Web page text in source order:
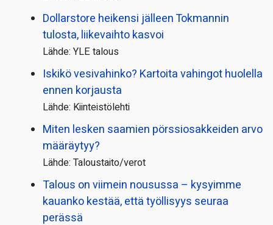
Dollarstore heikensi jälleen Tokmannin
tulosta, liikevaihto kasvoi
Lähde: YLE talous
Iskikö vesivahinko? Kartoita vahingot huolella
ennen korjausta
Lähde: Kiinteistölehti
Miten lesken saamien pörssi­osakkeiden arvo
määräytyy?
Lähde: Taloustaito/verot
Talous on viimein nousussa – kysyimme
kauanko kestää, että työllisyys seuraa
perässä